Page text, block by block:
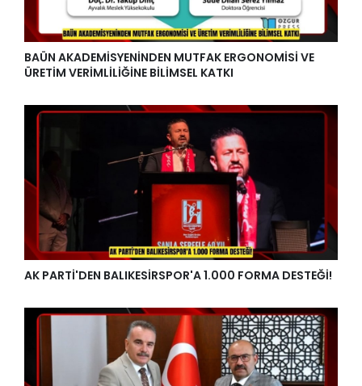
BAÜN AKADEMİSYENİNDEN MUTFAK ERGONOMİSİ VE
ÜRETİM VERİMLİLİĞİNE BİLİMSEL KATKI
AK PARTİ'DEN BALIKESİRSPOR'A 1.000 FORMA DESTEĞİ!